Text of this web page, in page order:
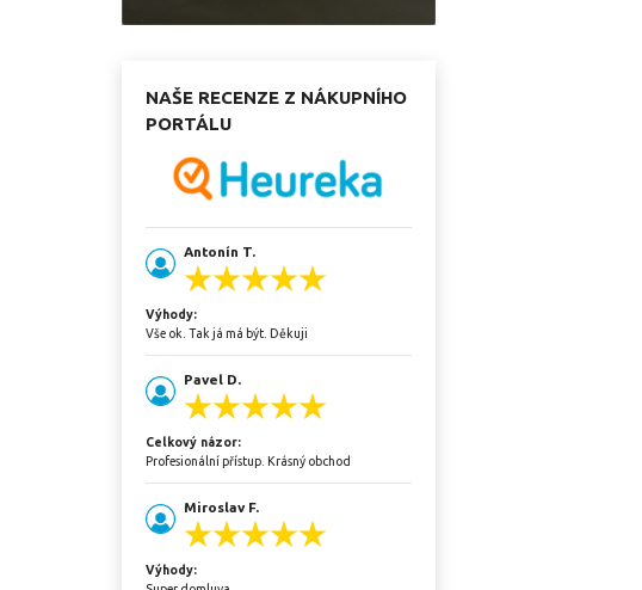
NAŠE RECENZE Z NÁKUPNÍHO
PORTÁLU
Antonín T.
Výhody:
Vše ok. Tak já má být. Děkuji
Pavel D.
Celkový názor:
Profesionální přístup. Krásný obchod
Miroslav F.
Výhody: